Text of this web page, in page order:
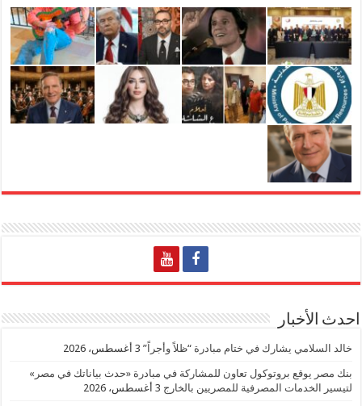
احدث الأخبار
خالد السلامي يشارك في ختام مبادرة “ظلاً وأجراً” 3 أغسطس، 2026
بنك مصر يوقع بروتوكول تعاون للمشاركة في مبادرة «حدث بياناتك في مصر»
لتيسير الخدمات المصرفية للمصريين بالخارج 3 أغسطس، 2026